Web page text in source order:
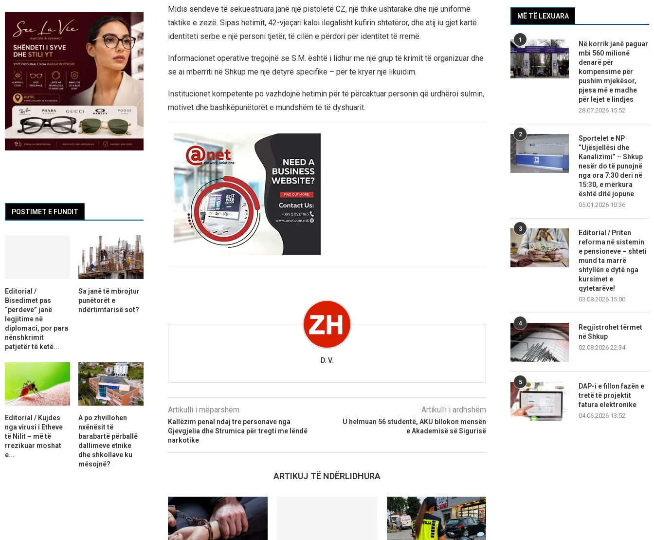
Midis sendeve të sekuestruara janë një pistoletë CZ, një thikë ushtarake dhe një uniformë
taktike e zezë. Sipas hetimit, 42-vjeçari kaloi ilegalisht kufirin shtetëror, dhe atij iu gjet kartë
identiteti serbe e një personi tjetër, të cilën e përdori për identitet të rremë.
Informacionet operative tregojnë se S.M. është i lidhur me një grup të krimit të organizuar dhe
se ai mbërriti në Shkup me një detyrë specifike – për të kryer një likuidim.
Institucionet kompetente po vazhdojnë hetimin për të përcaktuar personin që urdhëroi sulmin,
motivet dhe bashkëpunëtorët e mundshëm të të dyshuarit.
D. V.
Artikulli i mëparshëm
Kallëzim penal ndaj tre personave nga
Gjevgjelia dhe Strumica për tregti me lëndë
narkotike
Artikulli i ardhshëm
U helmuan 56 studentë, AKU bllokon mensën
e Akademisë së Sigurisë
ARTIKUJ TË NDËRLIDHURA
MË TË LEXUARA
1
Në korrik janë paguar
mbi 560 milionë
denarë për
kompensime për
pushim mjekësor,
pjesa më e madhe
për lejet e lindjes
28.07.2026 15:52
2
Sportelet e NP
“Ujësjellësi dhe
Kanalizimi” – Shkup
nesër do të punojnë
nga ora 7:30 deri në
15:30, e mërkura
është ditë jopune
05.01.2026 10:36
3
Editorial / Priten
reforma në sistemin
e pensioneve – shteti
mund ta marrë
shtyllën e dytë nga
kursimet e
qytetarëve!
03.08.2026 15:00
4
Regjistrohet tërmet
në Shkup
02.08.2026 22:34
5
DAP-i e fillon fazën e
tretë të projektit
fatura elektronike
04.06.2026 13:52
POSTIMET E FUNDIT
Editorial /
Bisedimet pas
“perdeve” janë
legjitime në
diplomaci, por para
nënshkrimit
patjetër të ketë...
Sa janë të mbrojtur
punëtorët e
ndërtimtarisë sot?
Editorial / Kujdes
nga virusi i Etheve
të Nilit – më të
rrezikuar moshat
e...
A po zhvillohen
nxënësit të
barabartë përballë
dallimeve etnike
dhe shkollave ku
mësojnë?